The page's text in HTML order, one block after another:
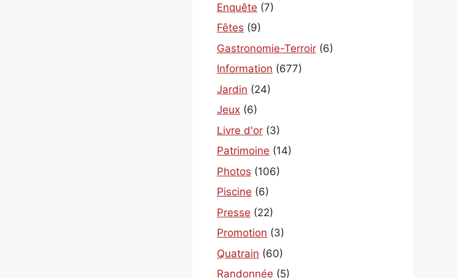
Enquête (7)
Fêtes (9)
Gastronomie-Terroir (6)
Information (677)
Jardin (24)
Jeux (6)
Livre d'or (3)
Patrimoine (14)
Photos (106)
Piscine (6)
Presse (22)
Promotion (3)
Quatrain (60)
Randonnée (5)